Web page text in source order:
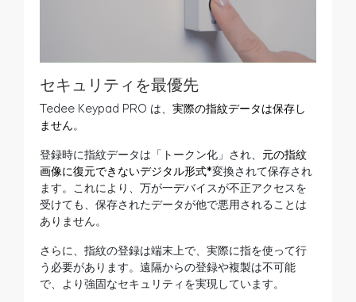
セキュリティを最優先
Tedee Keypad PRO は、 実際の指紋データは保存し
ません
登録時に指紋データは「トークン化」され、 元の指紋
画像に復元できないデジタル形式*変換されて保存され
ます。これにより、万が一デバイスが不正アクセスを
受けても、保存されたデータが他で悪用されることは
ありません。
さらに、指紋の登録は端末上で、実際に指を使って行
う必要があります。遠隔からの登録や複製は不可能
で、より強固なセキュリティを実現しています。